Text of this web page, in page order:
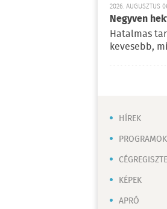
2026. AUGUSZTUS
Negyven
Hatalmas
kevesebb,
HÍREK
PROGRAMOK
KÉPEK
APRÓ